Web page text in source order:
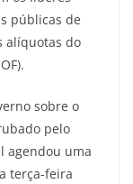
públicas de
alíquotas do
sobre o
pelo
agendou uma
terça-feira